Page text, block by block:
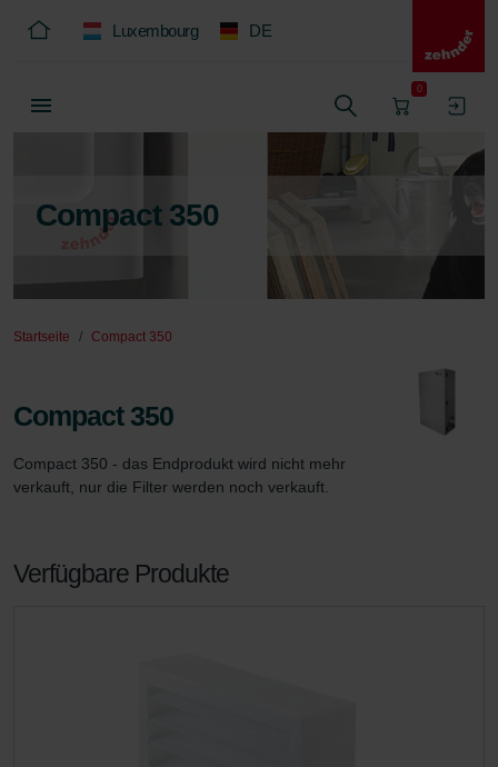
Luxembourg DE
0
Compact 350
Startseite Compact 350
Compact 350
Compact 350 - das Endprodukt wird nicht mehr
verkauft, nur die Filter werden noch verkauft.
Verfügbare Produkte